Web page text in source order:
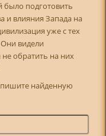
было подготовить
и влияния Запада на
уже с тех
видели
не обратить на них
найденную